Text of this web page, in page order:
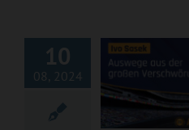
10
08, 2024